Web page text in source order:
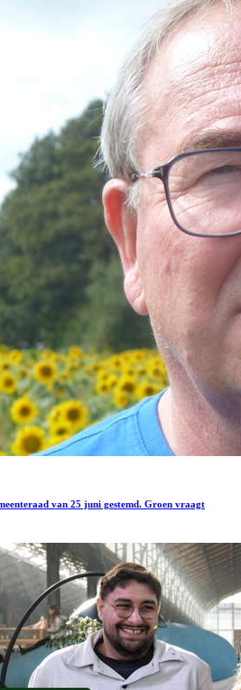
van 25 juni gestemd. Groen vraagt